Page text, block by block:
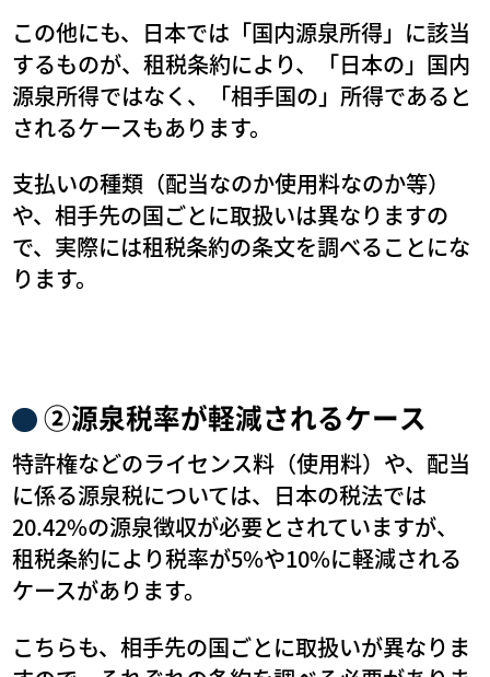
この他にも、日本では「国内源泉所得」に該当
するものが、租税条約により、「日本の」国内
源泉所得ではなく、「相手国の」所得であると
されるケースもあります。
支払いの種類（配当なのか使用料なのか等）
や、相手先の国ごとに取扱いは異なりますの
で、実際には租税条約の条文を調べることにな
ります。
②源泉税率が軽減されるケース
特許権などのライセンス料（使用料）や、配当
に係る源泉税については、日本の税法では
20.42%の源泉徴収が必要とされていますが、
租税条約により税率が5%や10%に軽減される
ケースがあります。
こちらも、相手先の国ごとに取扱いが異なりま